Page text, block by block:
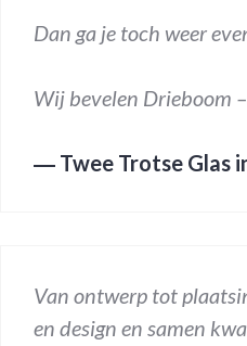
Dan ga je toch weer
Wij bevelen Drieboom
― Twee Trotse Glas
Van ontwerp tot
en design en samen